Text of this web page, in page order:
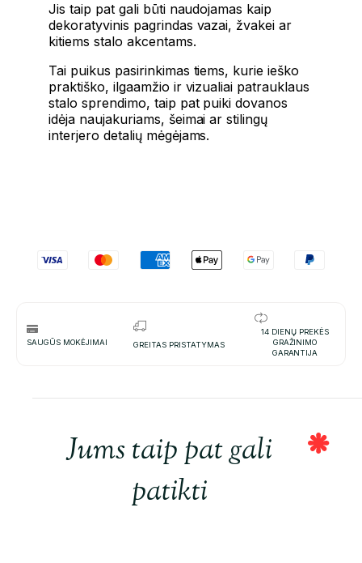
Jis taip pat gali būti naudojamas kaip
dekoratyvinis pagrindas vazai, žvakei ar
kitiems stalo akcentams.
Tai puikus pasirinkimas tiems, kurie ieško
praktiško, ilgaamžio ir vizualiai patrauklaus
stalo sprendimo, taip pat puiki dovanos
idėja naujakuriams, šeimai ar stilingų
interjero detalių mėgėjams.
SAUGŪS MOKĖJIMAI GREITAS PRISTATYMAS
14 DIENŲ PREKĖS
GRAŽINIMO
GARANTIJA
Jums taip pat gali
patikti